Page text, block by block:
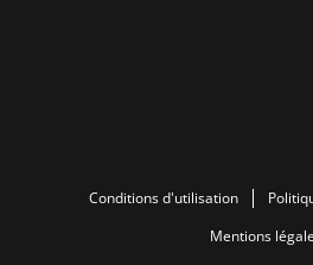
Conditions d'utilisation
Mentions